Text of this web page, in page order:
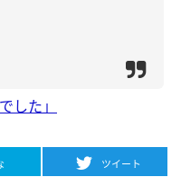
した」
ツイート